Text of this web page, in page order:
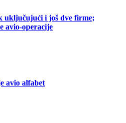
uključujući i još dve firme;
avio-operacije
avio alfabet